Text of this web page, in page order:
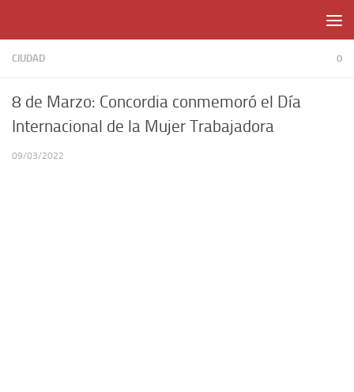
CIUDAD 0
8 de Marzo: Concordia conmemoró el Día
Internacional de la Mujer Trabajadora
09/03/2022